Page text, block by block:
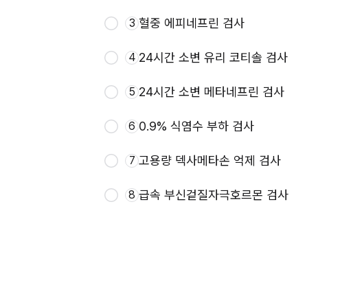
3 혈중 에피네프린 검사
4 24시간 소변 유리 코티솔 검사
5 24시간 소변 메타네프린 검사
6 0.9% 식염수 부하 검사
7 고용량 덱사메타손 억제 검사
8 급속 부신겉질자극호르몬 검사